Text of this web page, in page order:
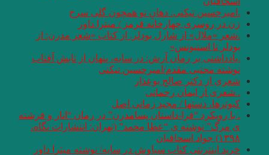
.امیرحسین تیکنی. دهانِ تو همچون گلی سرخ
زن در روسری چهارخانه قرمز / میترا داور
.شعر «ملال» از شارل بودلر. از کتاب «شعر مدرن: از
بودلر تا استیونس»
.یادداشتی بر رمان آرش: در سایه، پنهان از تابش آفتاب
نوشته مجتبی مقدم/امیرحسین تیکنی
شعری از دکتر صالح بوعذار
. شعری از ایمان رحمانی
کبوترها، دستها / مجید زمانی اصل
. با رویکرد “فرا-داستان پسامدرن” در رمان “انار و فرشته
ی مرگ” نوشته ی “عطا محمد” (تهران: انتشارات نگاه،
۱۳۹۸) جواد اسحاقیان
خرید اینترنتی کتاب سیاوش در سایه/ نوشته میترا داور